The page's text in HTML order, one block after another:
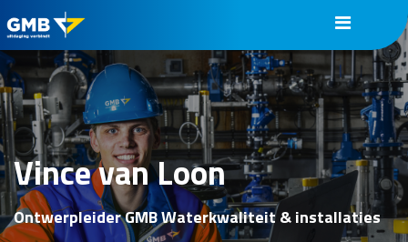
Vince van Loon
Ontwerpleider GMB Waterkwaliteit & installaties